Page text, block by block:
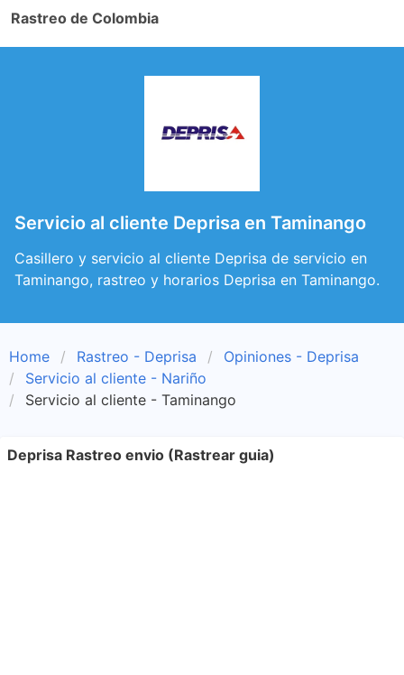
Rastreo de Colombia
Servicio al cliente Deprisa en Taminango
Casillero y servicio al cliente Deprisa de servicio en
Taminango, rastreo y horarios Deprisa en Taminango.
Home Rastreo - Deprisa
Opiniones - Deprisa
Servicio al cliente - Nariño
Servicio al cliente - Taminango
Deprisa Rastreo envio (Rastrear guia)